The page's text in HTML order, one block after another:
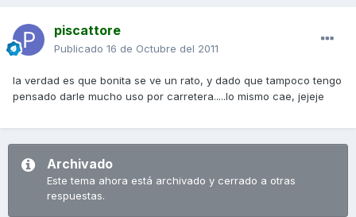
piscattore
Publicado 16 de Octubre del 2011
la verdad es que bonita se ve un rato, y dado que tampoco tengo
pensado darle mucho uso por carretera.....lo mismo cae, jejeje
Archivado
Este tema ahora está archivado y cerrado a otras
respuestas.